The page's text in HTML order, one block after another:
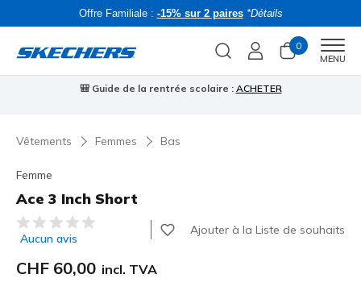
Offre Familiale : -15% sur 2 paires *Détails
0
MENU
🎒 Guide de la rentrée scolaire : ACHETER
Vêtements Femmes Bas
Femme
Ace 3 Inch Short
Évaluation client 3.7 sur 5
Aucun avis
Ajouter à la Liste de souhaits
CHF 60,00 incl. TVA